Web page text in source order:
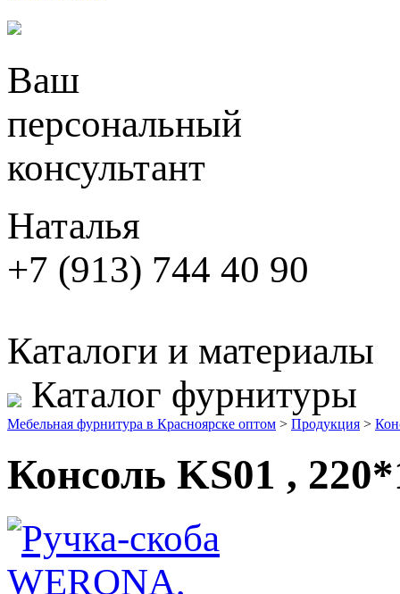
Ваш
персональный
консультант
Наталья
+7 (913) 744 40 90
Каталоги и материалы
Каталог фурнитуры
Мебельная фурнитура в Красноярске оптом > Продукция >
Консоль KS01 ,